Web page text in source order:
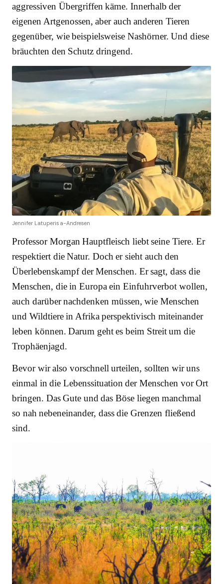
aggressiven Übergriffen käme. Innerhalb der
eigenen Artgenossen, aber auch anderen Tieren
gegenüber, wie beispielsweise Nashörner. Und diese
bräuchten den Schutz dringend.
Jennifer Latuperisa-Andresen
Professor Morgan Hauptfleisch liebt seine Tiere. Er
respektiert die Natur. Doch er sieht auch den
Überlebenskampf der Menschen. Er sagt, dass die
Menschen, die in Europa ein Einfuhrverbot wollen,
auch darüber nachdenken müssen, wie Menschen
und Wildtiere in Afrika perspektivisch miteinander
leben können. Darum geht es beim Streit um die
Trophäenjagd.
Bevor wir also vorschnell urteilen, sollten wir uns
einmal in die Lebenssituation der Menschen vor Ort
bringen. Das Gute und das Böse liegen manchmal
so nah nebeneinander, dass die Grenzen fließend
sind.